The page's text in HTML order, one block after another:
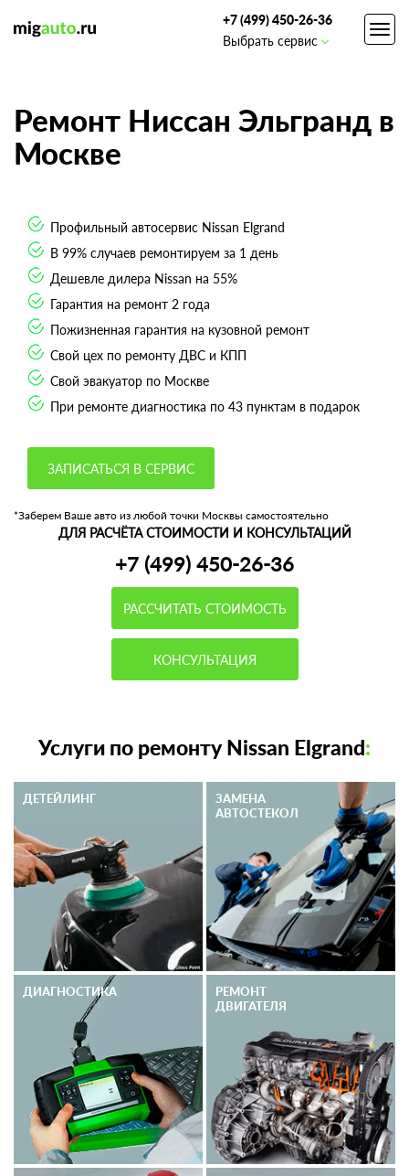
+7 (499) 450-26-36
Выбрать сервис
Ремонт Ниссан Эльгранд в
Москве
Профильный автосервис Nissan Elgrand
В 99% случаев ремонтируем за 1 день
Дешевле дилера Nissan на 55%
Гарантия на ремонт 2 года
Пожизненная гарантия на кузовной ремонт
Свой цех по ремонту ДВС и КПП
Свой эвакуатор по Москве
При ремонте диагностика по 43 пунктам в подарок
ЗАПИСАТЬСЯ В СЕРВИС
*Заберем Ваше авто из любой точки Москвы самостоятельно
ДЛЯ РАСЧЁТА СТОИМОСТИ И КОНСУЛЬТАЦИЙ
+7 (499) 450-26-36
РАССЧИТАТЬ СТОИМОСТЬ
КОНСУЛЬТАЦИЯ
Услуги по ремонту Nissan Elgrand:
ДЕТЕЙЛИНГ
ЗАМЕНА
АВТОСТЕКОЛ
ДИАГНОСТИКА
РЕМОНТ
ДВИГАТЕЛЯ